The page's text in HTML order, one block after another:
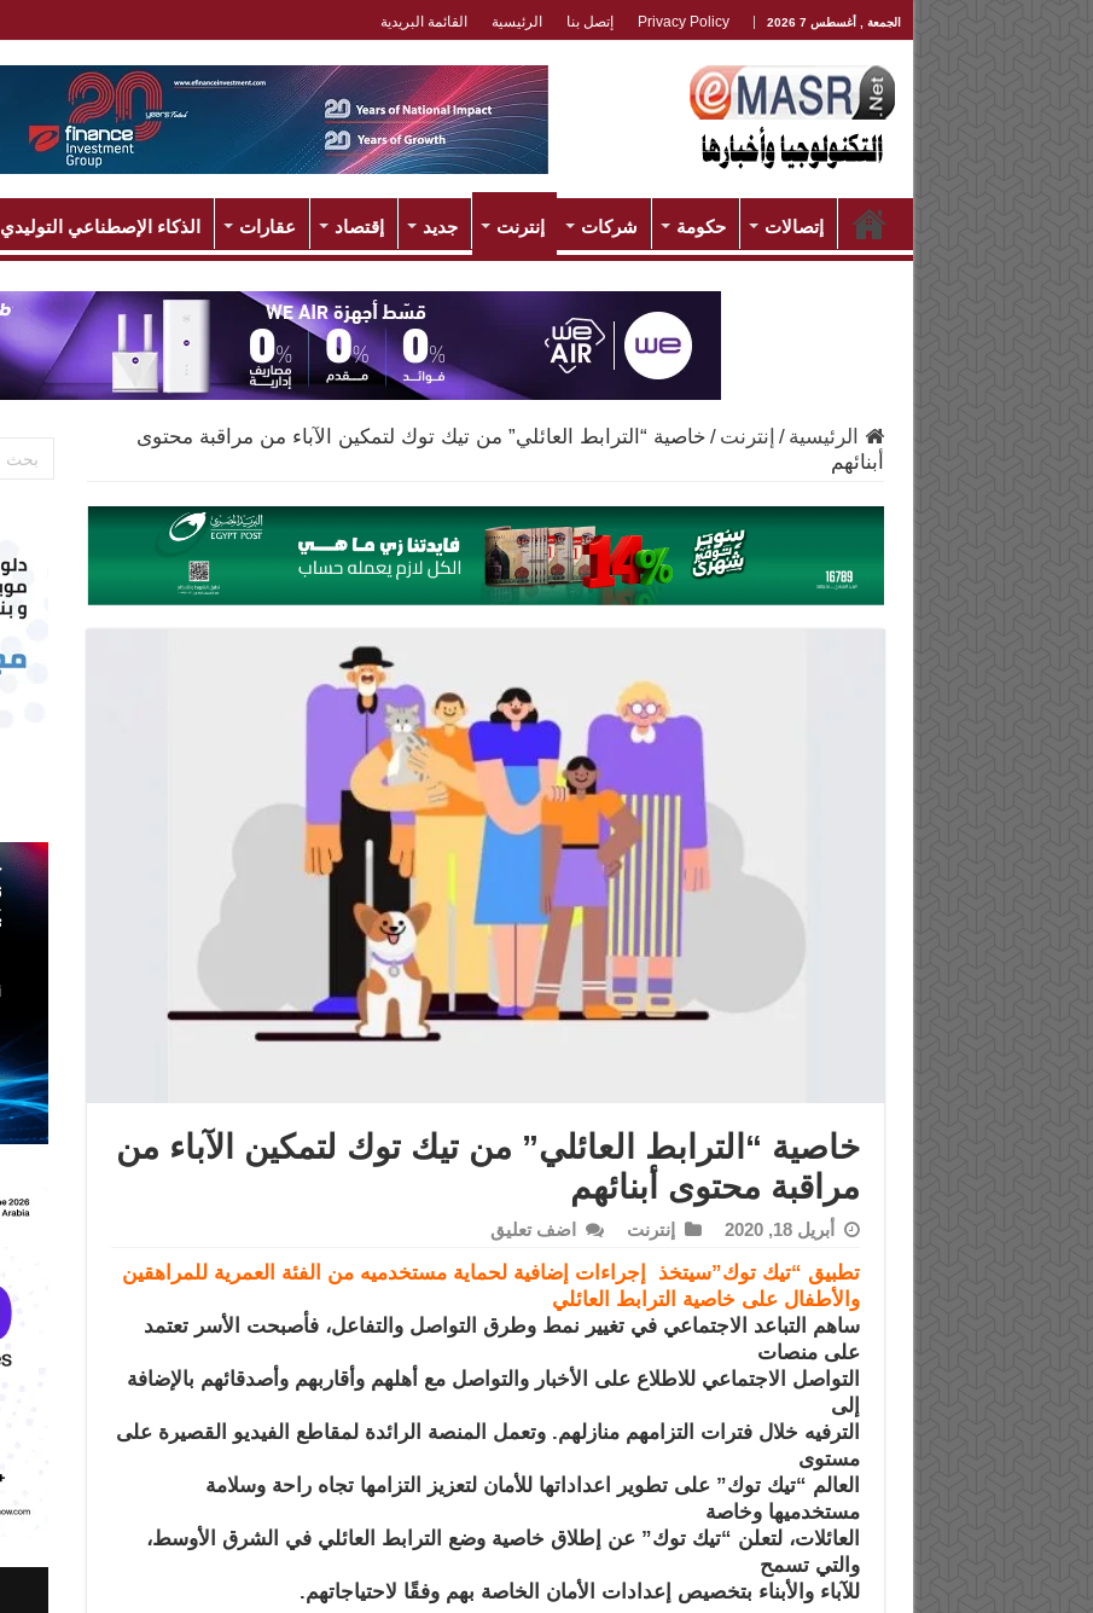
الجمعة , أغسطس 7 2026 Privacy Policy إتصل بنا الرئيسية القائمة البريدية
إتصالات حكومة شركات إنترنت جديد إقتصاد عقارات الذكاء الإصطناعي التوليدي
الرئيسية / إنترنت / خاصية “الترابط العائلي” من تيك توك لتمكين الآباء من مراقبة محتوى
أبنائهم
خاصية “الترابط العائلي” من تيك توك لتمكين الآباء من
مراقبة محتوى أبنائهم
أبريل 18, 2020 إنترنت اضف تعليق
تطبيق “تيك توك”سيتخذ إجراءات إضافية لحماية مستخدميهمن الفئة العمرية للمراهقين
والأطفال على خاصية الترابط العائلي
ساهم التباعد الاجتماعي في تغيير نمط وطرق التواصل والتفاعل، فأصبحت الأسر تعتمد
على منصات
التواصل الاجتماعي للاطلاع على الأخبار والتواصل مع أهلهم وأقاربهم وأصدقائهم بالإضافة
إلى
الترفيه خلال فترات التزامهم منازلهم. وتعمل المنصة الرائدة لمقاطع الفيديو القصيرة على
مستوى
العالم “تيك توك” على تطوير اعداداتها للأمان لتعزيز التزامها تجاه راحة وسلامة
مستخدميها وخاصة
العائلات، لتعلن “تيك توك” عن إطلاق خاصية وضع الترابط العائلي في الشرق الأوسط،
والتي تسمح
للآباء والأبناء بتخصيص إعدادات الأمان الخاصة بهم وفقًا لاحتياجاتهم.